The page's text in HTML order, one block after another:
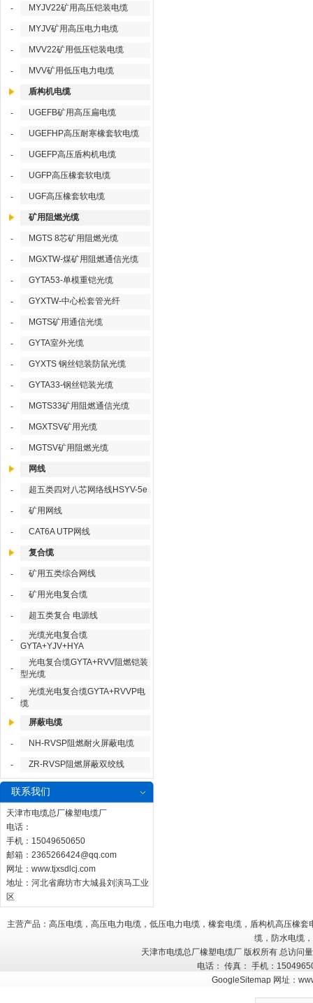
- MYJV22矿用高压铠装电缆
- MYJV矿用高压电力电缆
- MVV22矿用低压铠装电缆
- MVV矿用低压电力电缆
盾构机电缆
- UGEFB矿用高压扁电缆
- UGEFHP高压耐寒橡套软电缆
- UGEFP高压盾构机电缆
- UGFP高压橡套软电缆
- UGF高压橡套软电缆
矿用阻燃光缆
- MGTS 8芯矿用阻燃光缆
- MGXTW-煤矿用阻燃通信光缆
- GYTA53-单模重铠光缆
- GYXTW-中心松套管光纤
- MGTS矿用通信光缆
- GYTA室外光缆
- GYXTS 钢丝铠装防鼠光缆
- GYTA33-钢丝铠装光缆
- MGTS33矿用阻燃通信光缆
- MGXTSV矿用光缆
- MGTSV矿用阻燃光缆
网线
- 超五类四对八芯网络线HSYV-5e
- 矿用网线
- CAT6A UTP网线
复合缆
- 矿用五类综合网线
- 矿用光电复合缆
- 超五类复合 电源线
-
光缆光电复合缆
GYTA+YJV+HYA
-
光电复合缆GYTA+RVV阻燃铠装
型光缆
-
光缆光电复合缆GYTA+RVVP电
缆
屏蔽电缆
- NH-RVSP阻燃耐火屏蔽电缆
- ZR-RVSP阻燃屏蔽双绞线
联系我们
天津市电缆总厂橡塑电缆厂
电话：
手机：15049650650
邮箱： 2365266424@qq.com
网址： www.tjxsdlcj.com
地址：河北省廊坊市大城县刘演马工业
区
主营产品：高压电缆，高压电力电缆，低压电力电缆，橡套电缆，盾构机高压橡
缆，防水电缆
天津市电缆总厂橡塑电缆厂 版权所有 总访问
电话： 传真： 手机：
GoogleSitemap 网址：